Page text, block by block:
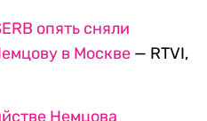
опять сняли
в Москве — RTVI,
Немцова